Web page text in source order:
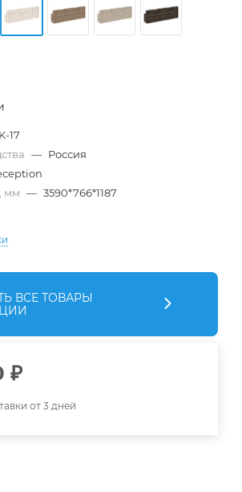
17
— Россия
мм — 3590*766*1187
ВСЕ ТОВАРЫ
₽
от 3 дней